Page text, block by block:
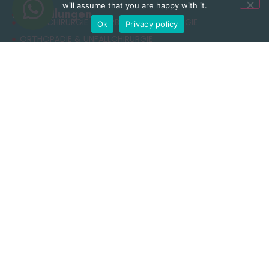
Behandlungen
NEUROCHIRURGIE & WIRBELSÄULENCHIRURGIE
ORTHOPÄDIE & UNFALLCHIRURGIE
will assume that you are happy with it.
Ok
Privacy policy